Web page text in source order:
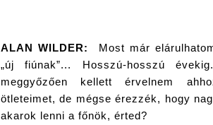
ALAN WILDER:
Most már
„új fiúnak”... Hosszú-hosszú
meggyőzően kellett érvelnem
ötleteimet, de mégse érezzék, hogy
akarok lenni a főnök, érted?